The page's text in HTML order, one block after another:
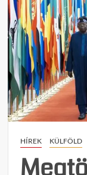
HÍREK KÜLFÖLD